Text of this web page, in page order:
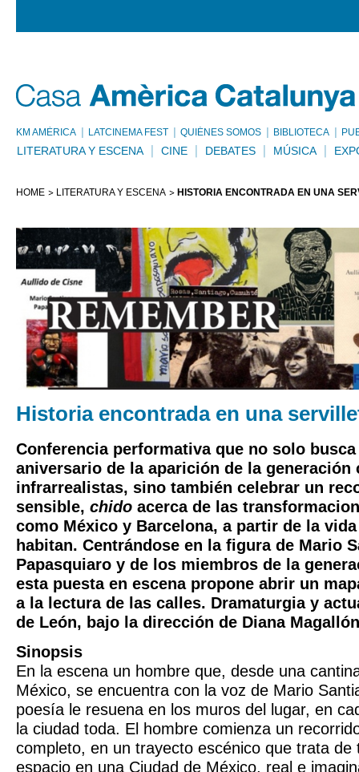
KM AMÈRICA LATCINEMA FEST QUIÉNES SOMOS BIBLIOTECA
LITERATURA Y ESCENA CINE DEBATES MÚSICA
HOME LITERATURA Y ESCENA HISTORIA ENCONTRADA EN UNA
Historia encontrada en una
Conferencia performativa que no solo
aniversario de la aparición de la generación
infrarrealistas, sino también celebrar un
sensible, chido acerca de las
como México y Barcelona, a partir de la
habitan. Centrándose en la figura de Mario
Papasquiaro y de los miembros de la
esta puesta en escena propone abrir un
a la lectura de las calles. Dramaturgia y
de León, bajo la dirección de Diana
Sinopsis
En la escena un hombre que, desde una
México, se encuentra con la voz de Mario
poesía le resuena en los muros del lugar, en
la ciudad toda. El hombre comienza un
completo, en un trayecto escénico que trata de
espacio en una Ciudad de México, real e